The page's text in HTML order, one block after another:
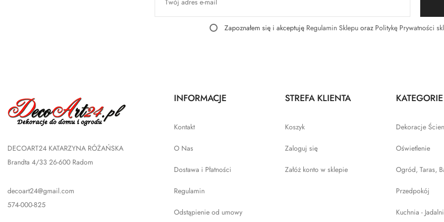
Zapoznałem się i akceptuję Regulamin Sklepuoraz Politykę Prywatności
DECOART24 KATARZYNA RÓŻAŃSKA
Brandta 4/33 26-600 Radom
decoart24@gmail.com
574-000-825
INFORMACJE
Kontakt
O Nas
Dostawa i Płatności
Regulamin
Odstąpienie od umowy
STREFA KLIENTA
Koszyk
Zaloguj się
Załóż konto w sklepie
KATEGORIE
Dekoracje
Oświetlenie
Ogród, Taras,
Przedpokój
Kuchnia -